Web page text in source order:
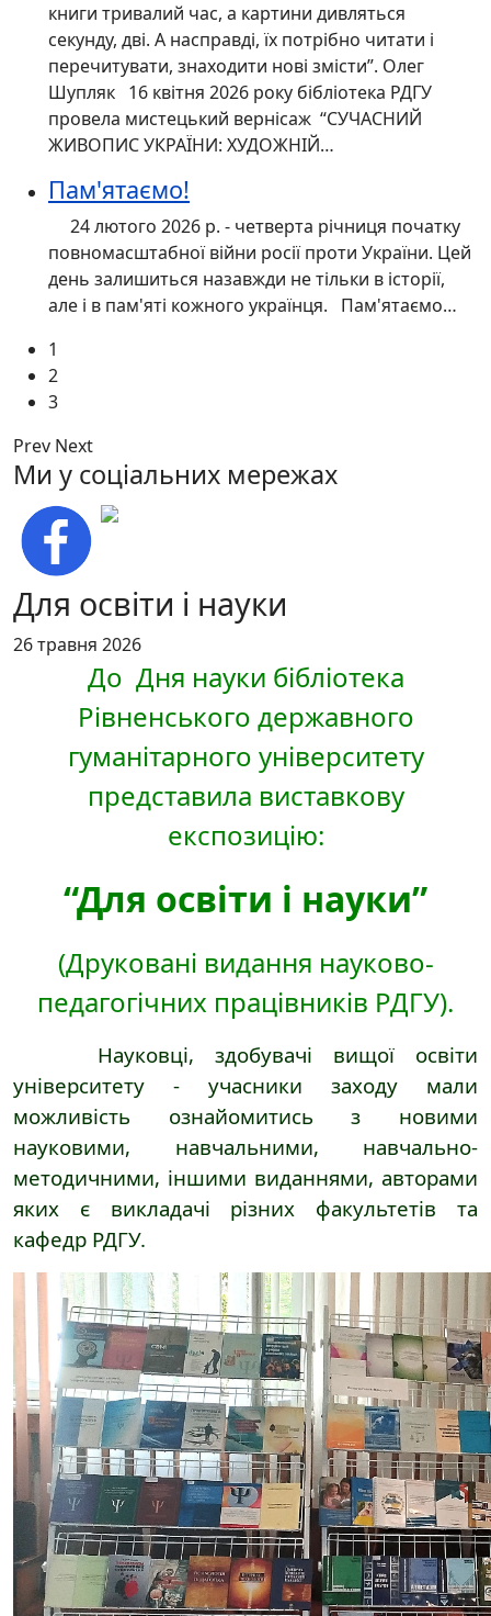
книги тривалий час, а картини дивляться
секунду, дві. А насправді, їх потрібно читати і
перечитувати, знаходити нові змісти”. Олег
Шупляк 16 квітня 2026 року бібліотека РДГУ
провела мистецький вернісаж “СУЧАСНИЙ
ЖИВОПИС УКРАЇНИ: ХУДОЖНІЙ…
Пам'ятаємо!
24 лютого 2026 р. - четверта річниця початку
повномасштабної війни росії проти України. Цей
день залишиться назавжди не тільки в історії,
але і в пам'яті кожного українця. Пам'ятаємо…
1
2
3
Prev Next
Ми у соціальних мережах
Для освіти і науки
26 травня 2026
До Дня науки бібліотека
Рівненського державного
гуманітарного університету
представила виставкову
експозицію:
“Для освіти і науки”
(Друковані видання науково-
педагогічних працівників РДГУ).
Науковці, здобувачі вищої освіти
університету - учасники заходу мали
можливість ознайомитись з новими
науковими, навчальними, навчально-
методичними, іншими виданнями, авторами
яких є викладачі різних факультетів та
кафедр РДГУ.